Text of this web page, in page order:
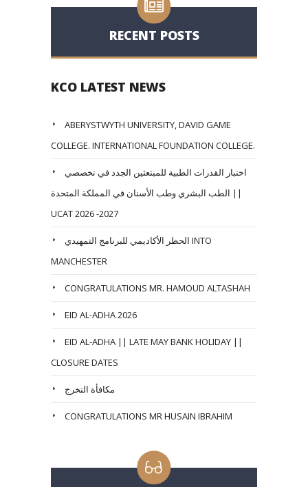
RECENT POSTS
KCO LATEST NEWS
ABERYSTWYTH UNIVERSITY, DAVID GAME
COLLEGE. INTERNATIONAL FOUNDATION COLLEGE.
اختبار القدرات الطبية للمبتعثين الجدد في تخصصي
الطب البشري وطب الأسنان في المملكة المتحدة ||
UCAT 2026 -2027
الحظر الأكاديمي للبرنامج التمهيدي INTO
MANCHESTER
CONGRATULATIONS MR. HAMOUD ALTASHAH
EID AL-ADHA 2026
EID AL-ADHA || LATE MAY BANK HOLIDAY ||
CLOSURE DATES
مكافأة التخرج
CONGRATULATIONS MR HUSAIN IBRAHIM